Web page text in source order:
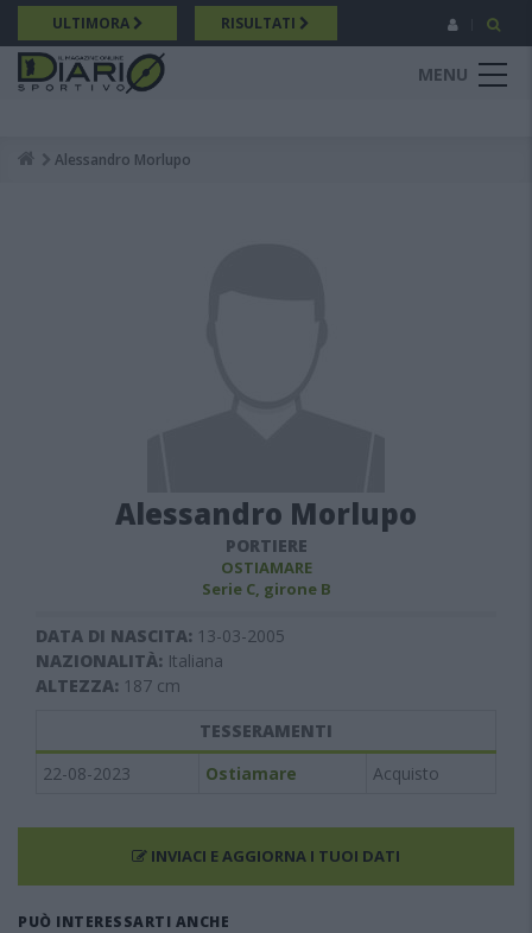
Salta
al
contenuto
principale
ULTIMORA RISULTATI
MENU
Breadcrumb
Alessandro Morlupo
Alessandro Morlupo
PORTIERE
OSTIAMARE
Serie C, girone B
DATA DI NASCITA: 13-03-2005
NAZIONALITÀ: Italiana
ALTEZZA: 187 cm
TESSERAMENTI
22-08-2023
Ostiamare Acquisto
INVIACI E AGGIORNA I TUOI DATI
PUÒ INTERESSARTI ANCHE